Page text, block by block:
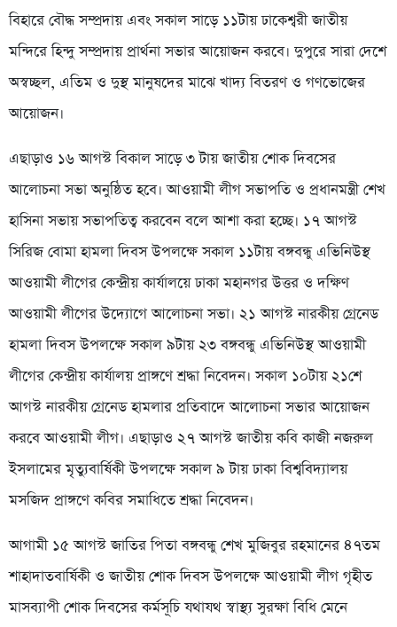
বিহারে বৌদ্ধ সম্প্রদায় এবং সকাল সাড়ে ১১টায় ঢাকেশ্বরী জাতীয়
মন্দিরে হিন্দু সম্প্রদায় প্রার্থনা সভার আয়োজন করবে। দুপুরে সারা দেশে
অস্বচ্ছল, এতিম ও দুস্থ মানুষদের মাঝে খাদ্য বিতরণ ও গণভোজের
আয়োজন।
এছাড়াও ১৬ আগস্ট বিকাল সাড়ে ৩ টায় জাতীয় শোক দিবসের
আলোচনা সভা অনুষ্ঠিত হবে। আওয়ামী লীগ সভাপতি ও প্রধানমন্ত্রী শেখ
হাসিনা সভায় সভাপতিত্ব করবেন বলে আশা করা হচ্ছে। ১৭ আগস্ট
সিরিজ বোমা হামলা দিবস উপলক্ষে সকাল ১১টায় বঙ্গবন্ধু এভিনিউস্থ
আওয়ামী লীগের কেন্দ্রীয় কার্যালয়ে ঢাকা মহানগর উত্তর ও দক্ষিণ
আওয়ামী লীগের উদ্যোগে আলোচনা সভা। ২১ আগস্ট নারকীয় গ্রেনেড
হামলা দিবস উপলক্ষে সকাল ৯টায় ২৩ বঙ্গবন্ধু এভিনিউস্থ আওয়ামী
লীগের কেন্দ্রীয় কার্যালয় প্রাঙ্গণে শ্রদ্ধা নিবেদন। সকাল ১০টায় ২১শে
আগস্ট নারকীয় গ্রেনেড হামলার প্রতিবাদে আলোচনা সভার আয়োজন
করবে আওয়ামী লীগ। এছাড়াও ২৭ আগস্ট জাতীয় কবি কাজী নজরুল
ইসলামের মৃত্যুবার্ষিকী উপলক্ষে সকাল ৯ টায় ঢাকা বিশ্ববিদ্যালয়
মসজিদ প্রাঙ্গণে কবির সমাধিতে শ্রদ্ধা নিবেদন।
আগামী ১৫ আগস্ট জাতির পিতা বঙ্গবন্ধু শেখ মুজিবুর রহমানের ৪৭তম
শাহাদাতবার্ষিকী ও জাতীয় শোক দিবস উপলক্ষে আওয়ামী লীগ গৃহীত
মাসব্যাপী শোক দিবসের কর্মসূচি যথাযথ স্বাস্থ্য সুরক্ষা বিধি মেনে